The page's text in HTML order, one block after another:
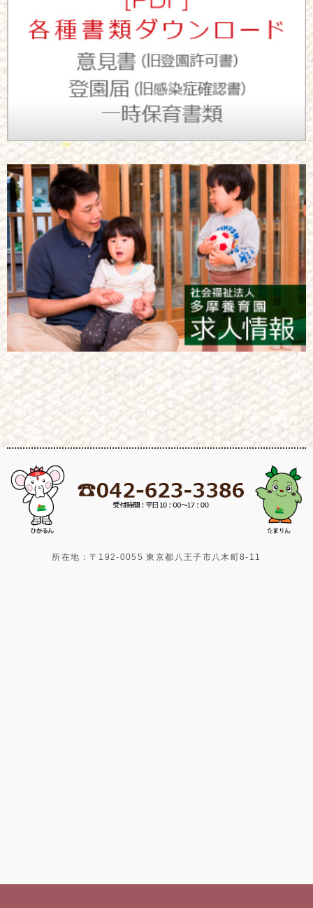
所在地：〒192-0055 東京都八王子市八木町8-11